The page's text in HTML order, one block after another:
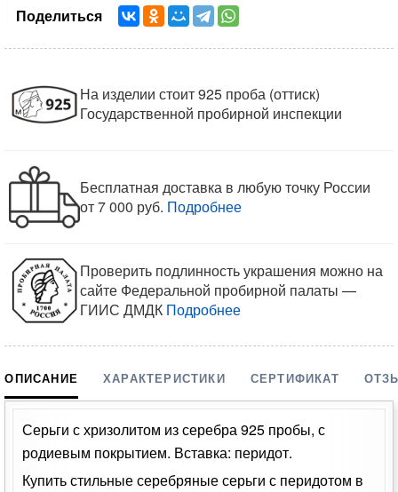
Поделиться
На изделии стоит 925 проба (оттиск)
Государственной пробирной инспекции
Бесплатная доставка в любую точку России
от 7 000 руб. Подробнее
Проверить подлинность украшения можно на
сайте Федеральной пробирной палаты —
ГИИС ДМДК Подробнее
ОПИСАНИЕ ХАРАКТЕРИСТИКИ СЕРТИФИКАТ
Серьги с хризолитом из серебра 925 пробы, с
родиевым покрытием. Вставка: перидот.
Купить стильные серебряные серьги с перидотом в